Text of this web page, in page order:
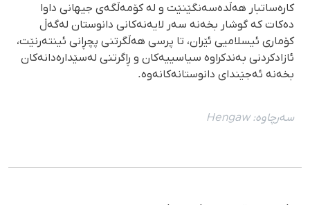
کارەساتبار هەڵدەسەنگێنێت و لە کۆمەڵگەی جیهانی داوا
دەکات کە گوشار بخەنە سەر لایەنەکانی دانوستان لەگەڵ
کۆماری ئیسلامیی ئێران، تا پرسی هەڵگرتنی پچڕانی ئینتەرنێت،
ئازادکردنی بەندکراوە سیاسییەکان و ڕاگرتنی لەسێدارەدانەکان
بخەنە ئەجێندای دانوستانەکانەوە.
سەرچاوە:Hengaw